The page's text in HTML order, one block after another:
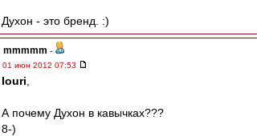
Духон - это бренд. :)
mmmmm -
01 июн 2012 07:53
Iouri
А почему Духон в кавычках???
8-)